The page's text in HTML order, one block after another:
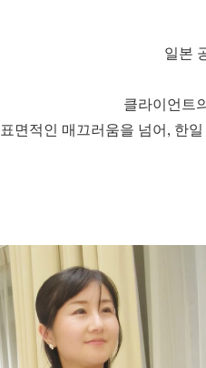
일본
클라이언트
표면적인 매끄러움을 넘어, 한